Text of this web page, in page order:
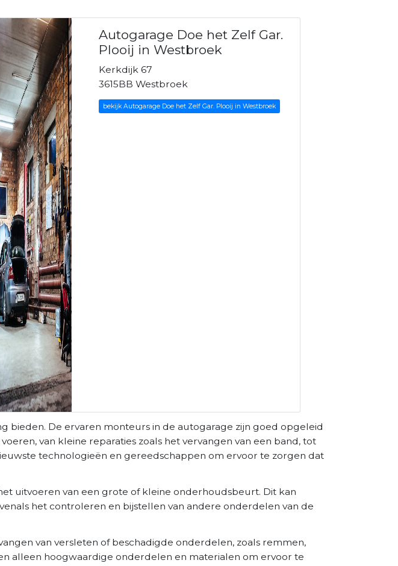
Autogarage Doe het Zelf Gar.
Plooij in Westbroek
Kerkdijk 67
3615BB Westbroek
bekijk Autogarage Doe het Zelf Gar. Plooij in Westbroek
bieden. De ervaren monteurs in de autogarage zijn goed opgeleid
van kleine reparaties zoals het vervangen van een band, tot
technologieën en gereedschappen om ervoor te zorgen dat
uitvoeren van een grote of kleine onderhoudsbeurt. Dit kan
het controleren en bijstellen van andere onderdelen van de
van versleten of beschadigde onderdelen, zoals remmen,
alleen hoogwaardige onderdelen en materialen om ervoor te